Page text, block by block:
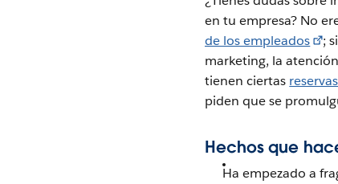
en tu empresa? No
de los empleados
;
marketing, la
tienen ciertas reservas
piden que se
Hechos que
Ha empezado a